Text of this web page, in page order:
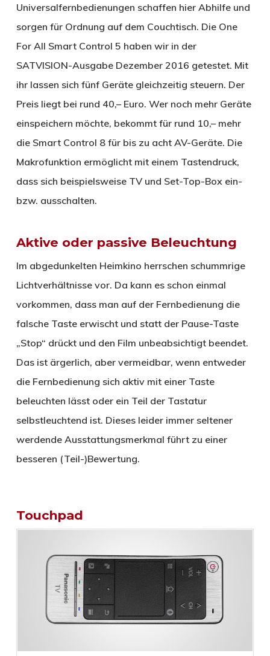
Universalfernbedienungen schaffen hier Abhilfe und
sorgen für Ordnung auf dem Couchtisch. Die One
For All Smart Control 5 haben wir in der
SATVISION-Ausgabe Dezember 2016 getestet. Mit
ihr lassen sich fünf Geräte gleichzeitig steuern. Der
Preis liegt bei rund 40,– Euro. Wer noch mehr Geräte
einspeichern möchte, bekommt für rund 10,– mehr
die Smart Control 8 für bis zu acht AV-Geräte. Die
Makrofunktion ermöglicht mit einem Tastendruck,
dass sich beispielsweise TV und Set-Top-Box ein-
bzw. ausschalten.
Aktive oder passive Beleuchtung
Im abgedunkelten Heimkino herrschen schummrige
Lichtverhältnisse vor. Da kann es schon einmal
vorkommen, dass man auf der Fernbedienung die
falsche Taste erwischt und statt der Pause-Taste
„Stop“ drückt und den Film unbeabsichtigt beendet.
Das ist ärgerlich, aber vermeidbar, wenn entweder
die Fernbedienung sich aktiv mit einer Taste
beleuchten lässt oder ein Teil der Tastatur
selbstleuchtend ist. Dieses leider immer seltener
werdende Ausstattungsmerkmal führt zu einer
besseren (Teil-)Bewertung.
Touchpad